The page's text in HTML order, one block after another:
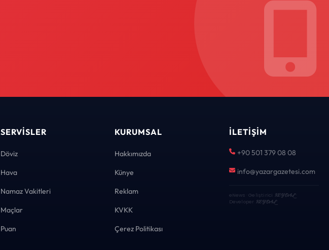
SERVISLER
Döviz
Hava
Namaz Vakitleri
Maçlar
Puan
KURUMSAL
Hakkımızda
Künye
Reklam
KVKK
Çerez Politikası
İLETIŞIM
+90 501 379 08 08
info@yazargazetesi.com
eNews · Geliştirici KEYDAL·
Developer KEYDAL